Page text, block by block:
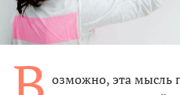
озможно, эта мысль